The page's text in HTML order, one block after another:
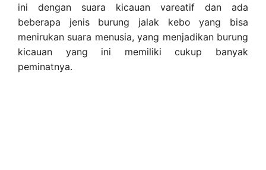
ini dengan suara kicauan vareatif dan ada
beberapa jenis burung jalak kebo yang bisa
menirukan suara menusia, yang menjadikan burung
kicauan yang ini memiliki cukup banyak
peminatnya.